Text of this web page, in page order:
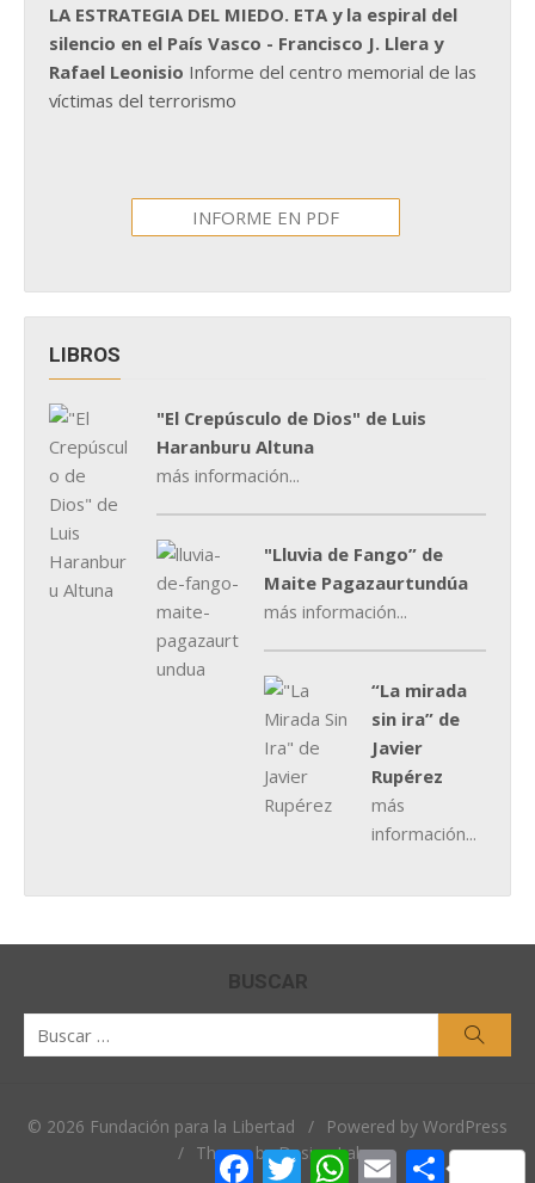
LA ESTRATEGIA DEL MIEDO. ETA y la espiral del
silencio en el País Vasco - Francisco J. Llera y
Rafael Leonisio Informe del centro memorial de las
víctimas del terrorismo
INFORME EN PDF
LIBROS
"El Crepúsculo de Dios" de Luis
Haranburu Altuna
más información...
"Lluvia de Fango” de
Maite Pagazaurtundúa
más información...
“La mirada
sin ira” de
Javier
Rupérez
más
información...
BUSCAR
© 2026 Fundación para la Libertad /
Powered by WordPress
/ Theme by Design Lab
Facebook
TwitterWhatsApp
EmailCompartir